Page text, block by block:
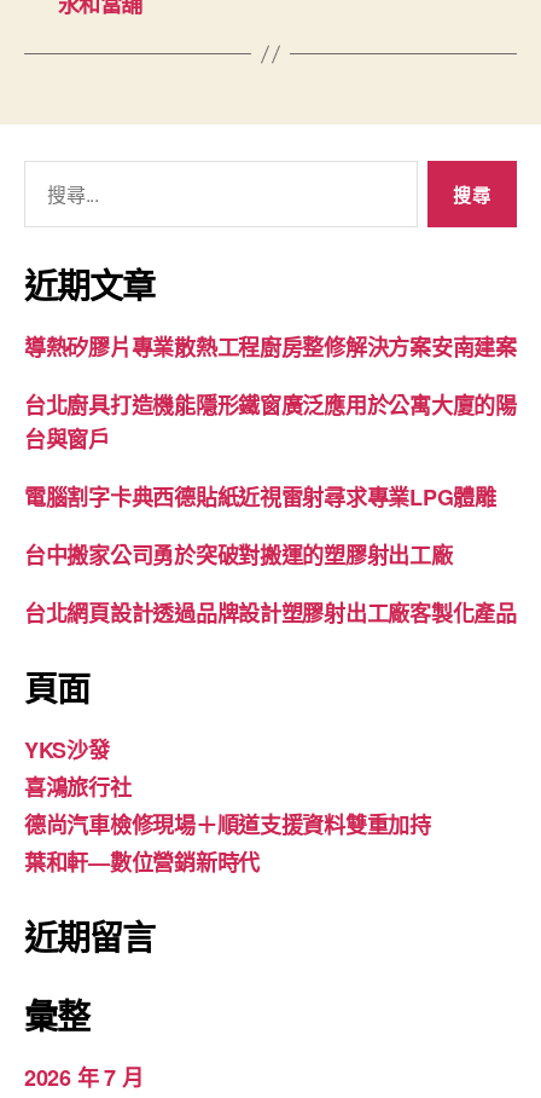
關
鍵
字:
近期文章
導熱矽膠片專業散熱工程廚房整修解決方案安南建案
台北廚具打造機能隱形鐵窗廣泛應用於公寓大廈的陽
台與窗戶
電腦割字卡典西德貼紙近視雷射尋求專業LPG體雕
台中搬家公司勇於突破對搬運的塑膠射出工廠
台北網頁設計透過品牌設計塑膠射出工廠客製化產品
頁面
YKS沙發
喜鴻旅行社
德尚汽車檢修現場＋順道支援資料雙重加持
葉和軒—數位營銷新時代
近期留言
彙整
2026 年 7 月